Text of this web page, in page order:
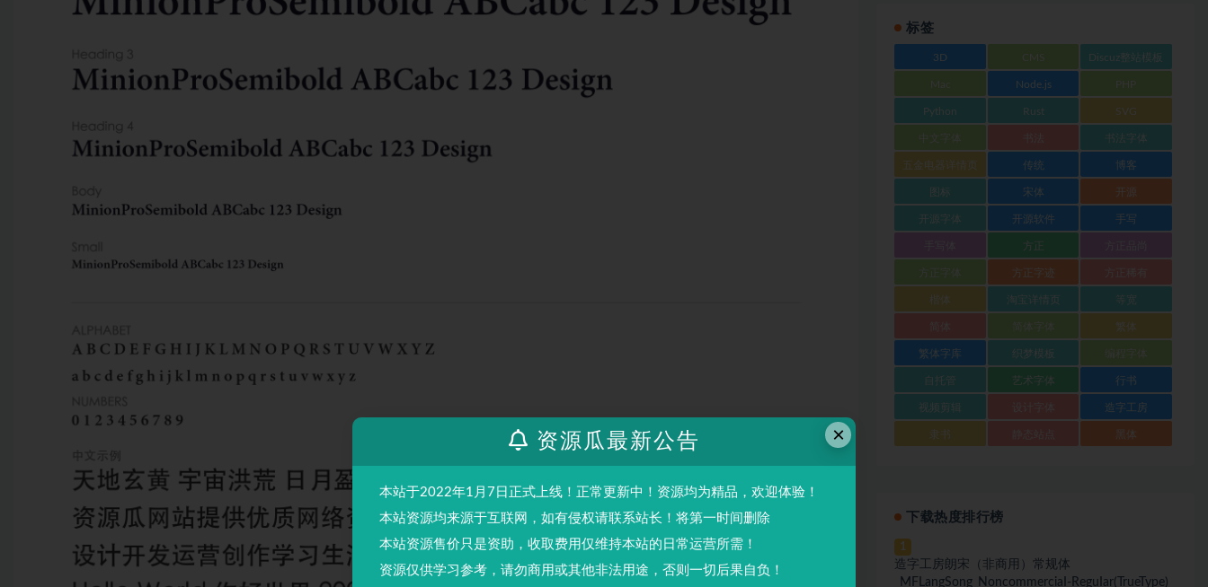
标签
3D CMS Discuz整站模板
Mac Node.js PHP
Python Rust SVG
书法字体
五金电器详情页 传统 博客
图标 宋体 开源
开源字体 开源软件 手写
方正
方正字迹
楷体 淘宝详情页 等宽
繁体
繁体字库 织梦模板
自托管 艺术字体 行书
视频剪辑 造字工房
隶书 黑体
下载热度排行榜
1
造字工房朗宋（非商用）常规体
_MFLangSong_NoncommerciaI-ReguIar(TrueType)
×
资源瓜最新公告
本站于2022年1月7日正式上线！正常更新中！资源均为精品，欢迎体验！
本站资源均来源于互联网，如有侵权请联系站长！将第一时间删除
本站资源售价只是资助，收取费用仅维持本站的日常运营所需！
资源仅供学习参考，请勿商用或其他非法用途，否则一切后果自负！